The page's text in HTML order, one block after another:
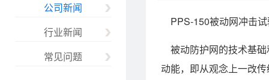
公司新闻
行业新闻
常见问题
PPS-150被动网冲击
被动防护网的技术基础
动能，即从观念上一改